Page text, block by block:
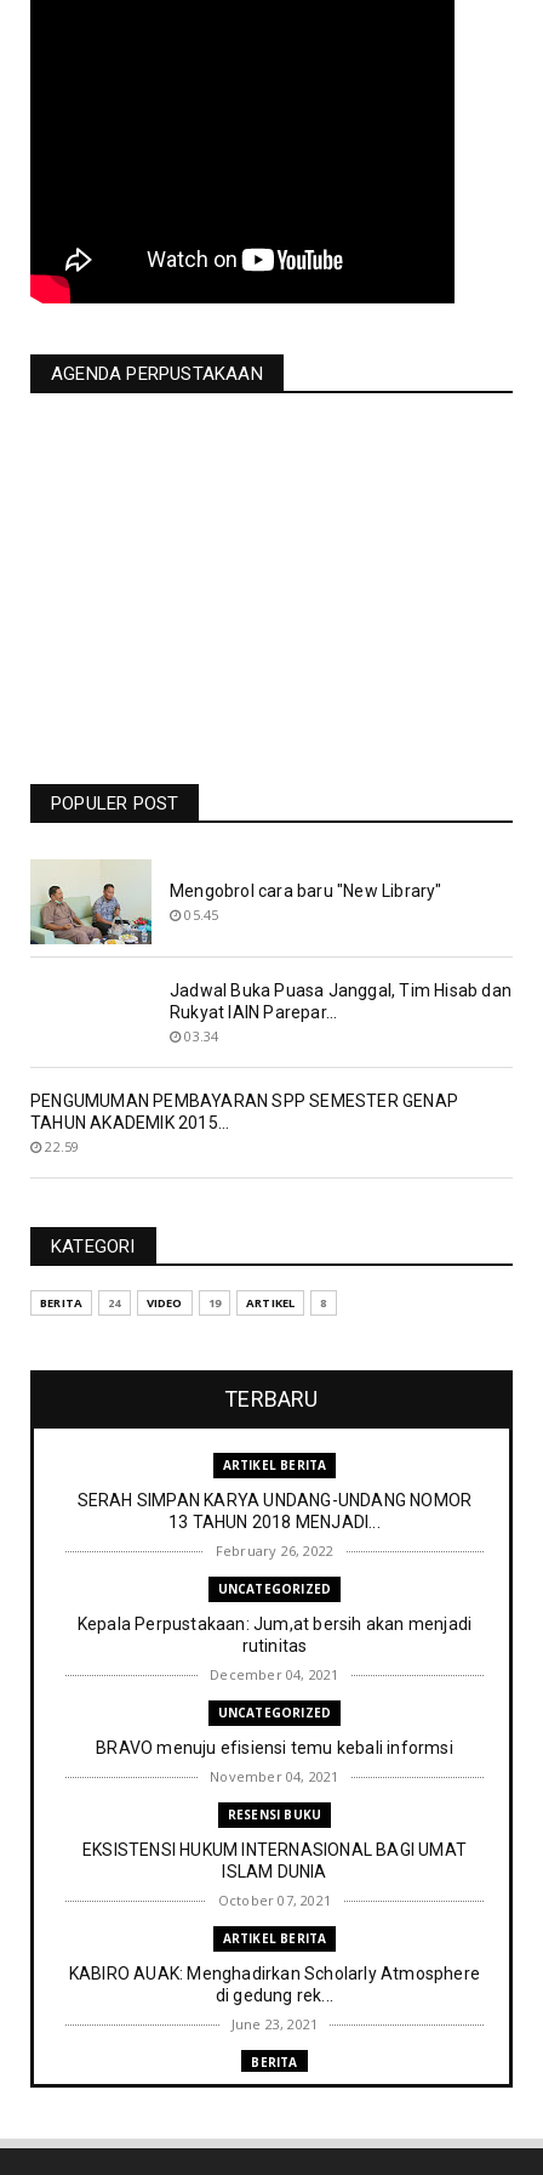
AGENDA PERPUSTAKAAN
POPULER POST
Bolasport.com
Mengobrol cara baru "New Library"
05.45
Jadwal Buka Puasa Janggal, Tim Hisab dan
Rukyat IAIN Parepar...
03.34
PENGUMUMAN PEMBAYARAN SPP SEMESTER GENAP
TAHUN AKADEMIK 2015...
22.59
KATEGORI
BERITA 24 VIDEO 19 ARTIKEL 8
TERBARU
ARTIKEL BERITA
SERAH SIMPAN KARYA UNDANG-UNDANG NOMOR
13 TAHUN 2018 MENJADI...
February 26, 2022
UNCATEGORIZED
Kepala Perpustakaan: Jum,at bersih akan menjadi
rutinitas
December 04, 2021
UNCATEGORIZED
BRAVO menuju efisiensi temu kebali informsi
November 04, 2021
RESENSI BUKU
EKSISTENSI HUKUM INTERNASIONAL BAGI UMAT
ISLAM DUNIA
October 07, 2021
ARTIKEL BERITA
KABIRO AUAK: Menghadirkan Scholarly Atmosphere
di gedung rek...
June 23, 2021
BERITA
June 06, 2021